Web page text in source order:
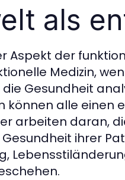
als
Aspekt der
Medizin,
Gesundheit
können alle einen
arbeiten daran,
ihrer